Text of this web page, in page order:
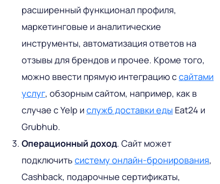
расширенный функционал профиля,
маркетинговые и аналитические
инструменты, автоматизация ответов на
отзывы для брендов и прочее. Кроме того,
можно ввести прямую интеграцию ссайтами
услуг, обзорным сайтом, например, как в
случае с Yelp и служб доставки еды Eat24 и
Grubhub.
Операционный доход. Сайт может
подключить систему онлайн-бронирования,
Cashback, подарочные сертификаты,